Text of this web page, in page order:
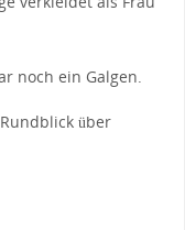
noch ein Galgen.
über